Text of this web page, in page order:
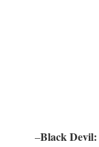
–Black Devil: